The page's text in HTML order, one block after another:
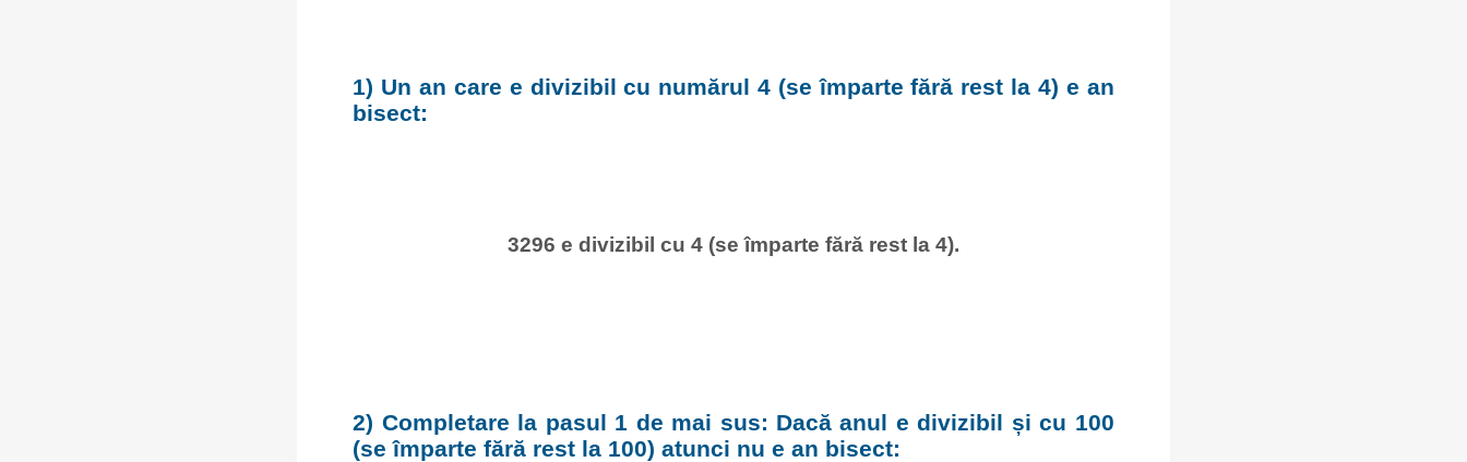
1) Un an care e divizibil cu numărul 4 (se împarte fără rest la 4) e an
bisect:
3296 e divizibil cu 4 (se împarte fără rest la 4).
2) Completare la pasul 1 de mai sus: Dacă anul e divizibil și cu 100
(se împarte fără rest la 100) atunci nu e an bisect: